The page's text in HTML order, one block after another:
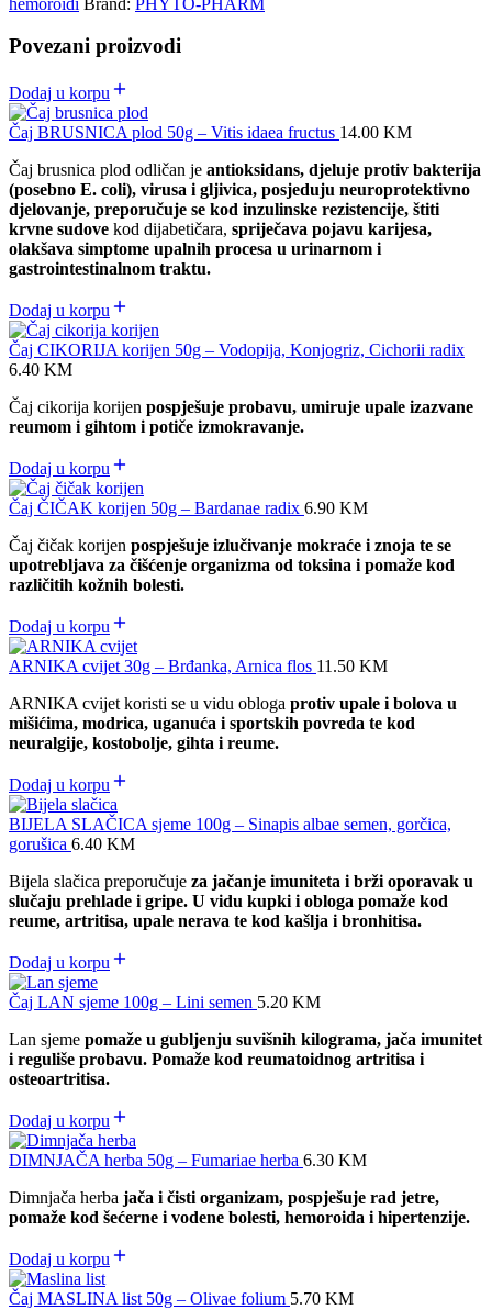
Povezani proizvodi
Dodaj u korpu
Čaj BRUSNICA plod 50g – Vitis idaea fructus 14.00 KM
Čaj brusnica plod odličan je antioksidans, djeluje protiv bakterija
(posebno E. coli), virusa i gljivica, posjeduju neuroprotektivno
djelovanje, preporučuje se kod inzulinske rezistencije, štiti
krvne sudove kod dijabetičara, spriječava pojavu karijesa,
olakšava simptome upalnih procesa u urinarnom i
gastrointestinalnom traktu.
Dodaj u korpu
Čaj CIKORIJA korijen 50g – Vodopija, Konjogriz, Cichorii radix
6.40 KM
Čaj cikorija korijen pospješuje probavu, umiruje upale izazvane
reumom i gihtom i potiče izmokravanje.
Dodaj u korpu
Čaj ČIČAK korijen 50g – Bardanae radix 6.90 KM
Čaj čičak korijen pospješuje izlučivanje mokraće i znoja te se
upotrebljava za čišćenje organizma od toksina i pomaže kod
različitih kožnih bolesti.
Dodaj u korpu
ARNIKA cvijet 30g – Brđanka, Arnica flos 11.50 KM
ARNIKA cvijet koristi se u vidu obloga protiv upale i bolova u
mišićima, modrica, uganuća i sportskih povreda te kod
neuralgije, kostobolje, gihta i reume.
Dodaj u korpu
BIJELA SLAČICA sjeme 100g – Sinapis albae semen, gorčica,
gorušica 6.40 KM
Bijela slačica preporučuje za jačanje imuniteta i brži oporavak u
slučaju prehlade i gripe. U vidu kupki i obloga pomaže kod
reume, artritisa, upale nerava te kod kašlja i bronhitisa.
Dodaj u korpu
Čaj LAN sjeme 100g – Lini semen 5.20 KM
Lan sjeme pomaže u gubljenju suvišnih kilograma, jača imunitet
i reguliše probavu. Pomaže kod reumatoidnog artritisa i
osteoartritisa.
Dodaj u korpu
DIMNJAČA herba 50g – Fumariae herba 6.30 KM
Dimnjača herba jača i čisti organizam, pospješuje rad jetre,
pomaže kod šećerne i vodene bolesti, hemoroida i hipertenzije.
Dodaj u korpu
Čaj MASLINA list 50g – Olivae folium 5.70 KM